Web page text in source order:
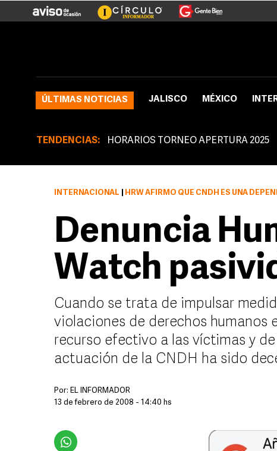
ÚLTIMAS NOTICIAS JALISCO MÉXICO
TENDENCIAS: HORARIOS TORNEO APERTURA 2025
INTERNACIONAL HRW AFIRMÓ QUE CNDH ES UNA
Denuncia
Watch
Cuando se trata de impulsar
violaciones de derechos humanos
recurso efectivo a las víctimas y
actuación de la CNDH ha sido
Por: EL INFORMADOR
13 de febrero de 2008 - 14:40 hs